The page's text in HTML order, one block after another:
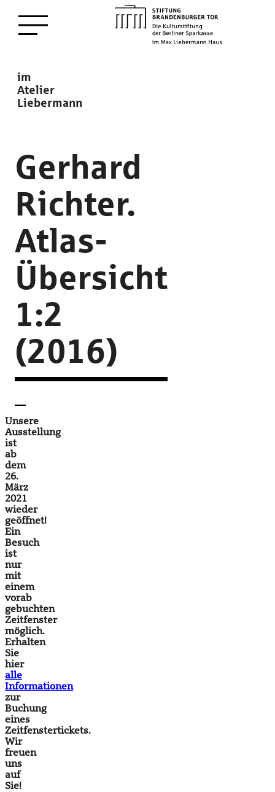
Hauptinhalt
im
Atelier
Liebermann
Gerhard
Richter.
Atlas-
Übersicht
1:2
(2016)
Unsere
Ausstellung
ist
ab
dem
26.
März
2021
wieder
geöffnet!
Ein
Besuch
ist
nur
mit
einem
vorab
gebuchten
Zeitfenster
möglich.
Erhalten
Sie
hier
alle
Informationen
zur
Buchung
eines
Zeitfenstertickets.
Wir
freuen
uns
auf
Sie!